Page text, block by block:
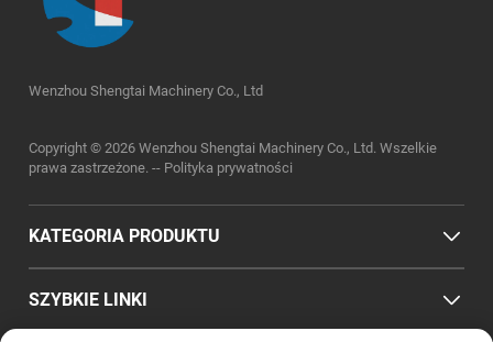
Wenzhou Shengtai Machinery Co., Ltd
Copyright © 2026 Wenzhou Shengtai Machinery Co., Ltd. Wszelkie
prawa zastrzeżone. -- Polityka prywatności
KATEGORIA PRODUKTU
SZYBKIE LINKI